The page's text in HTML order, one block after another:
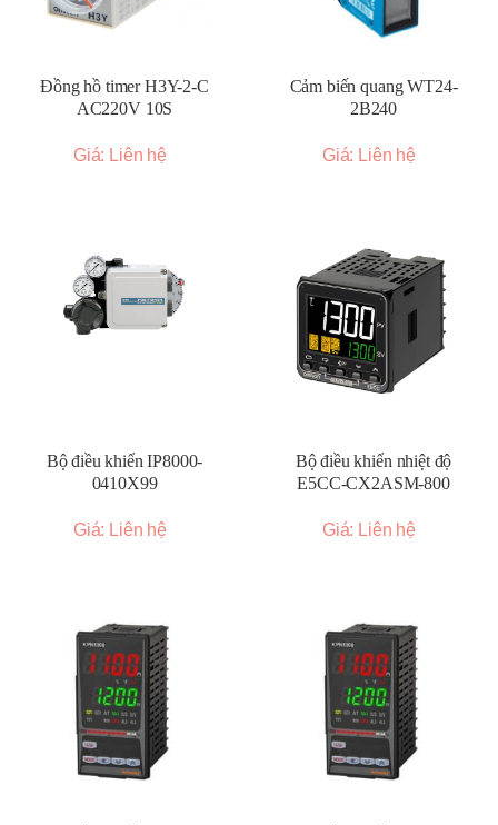
Đồng hồ timer H3Y-2-C
AC220V 10S
Giá: Liên hệ
Cảm biến quang WT24-
2B240
Giá: Liên hệ
Bộ điều khiển IP8000-
0410X99
Giá: Liên hệ
Bộ điều khiển nhiệt độ
E5CC-CX2ASM-800
Giá: Liên hệ